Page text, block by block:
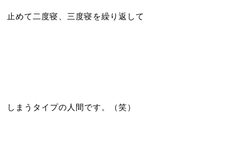
止めて二度寝、三度寝を繰り返して
しまうタイプの人間です。（笑）